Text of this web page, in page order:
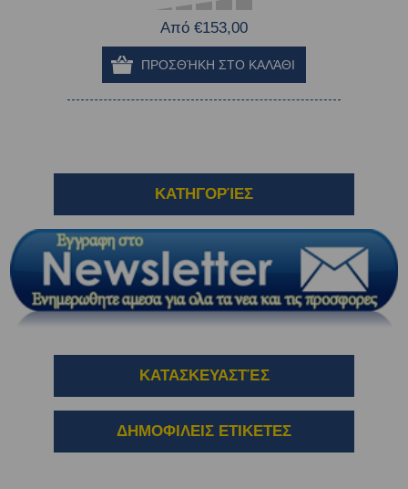
Από €153,00
ΚΑΤΗΓΟΡΊΕΣ
ΚΑΤΑΣΚΕΥΑΣΤΈΣ
ΔΗΜΟΦΙΛΕΙΣ ΕΤΙΚΕΤΕΣ